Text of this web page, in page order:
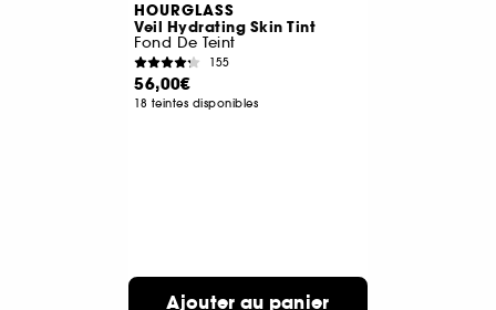
HOURGLASS
Veil Hydrating Skin Tint
Fond De Teint
155
56,00€
18 teintes disponibles
Ajouter au panier